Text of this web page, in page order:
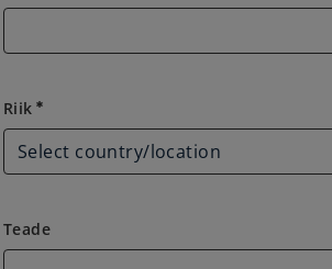
Riik
Riik emergency
Teade